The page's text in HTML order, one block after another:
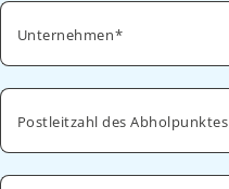
Unternehmen
Postleitzahl des Abholpunktes